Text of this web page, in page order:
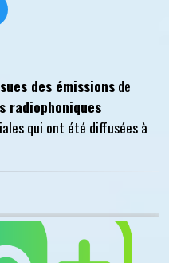
des émissionsde
radiophoniques
qui ont été diffusées à